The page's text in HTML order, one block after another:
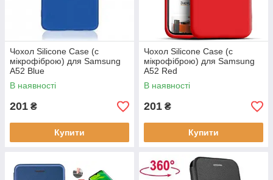
Чохол Silicone Case (c
мікрофіброю) для Samsung
A52 Blue
В наявності
201 ₴
Купити
Чохол Silicone Case (c
мікрофіброю) для Samsung
A52 Red
В наявності
201 ₴
Купити